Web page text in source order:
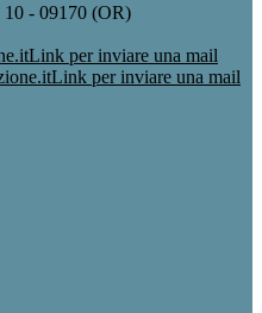
10 - 09170 (OR)
Link per inviare una mail
Link per inviare una mail